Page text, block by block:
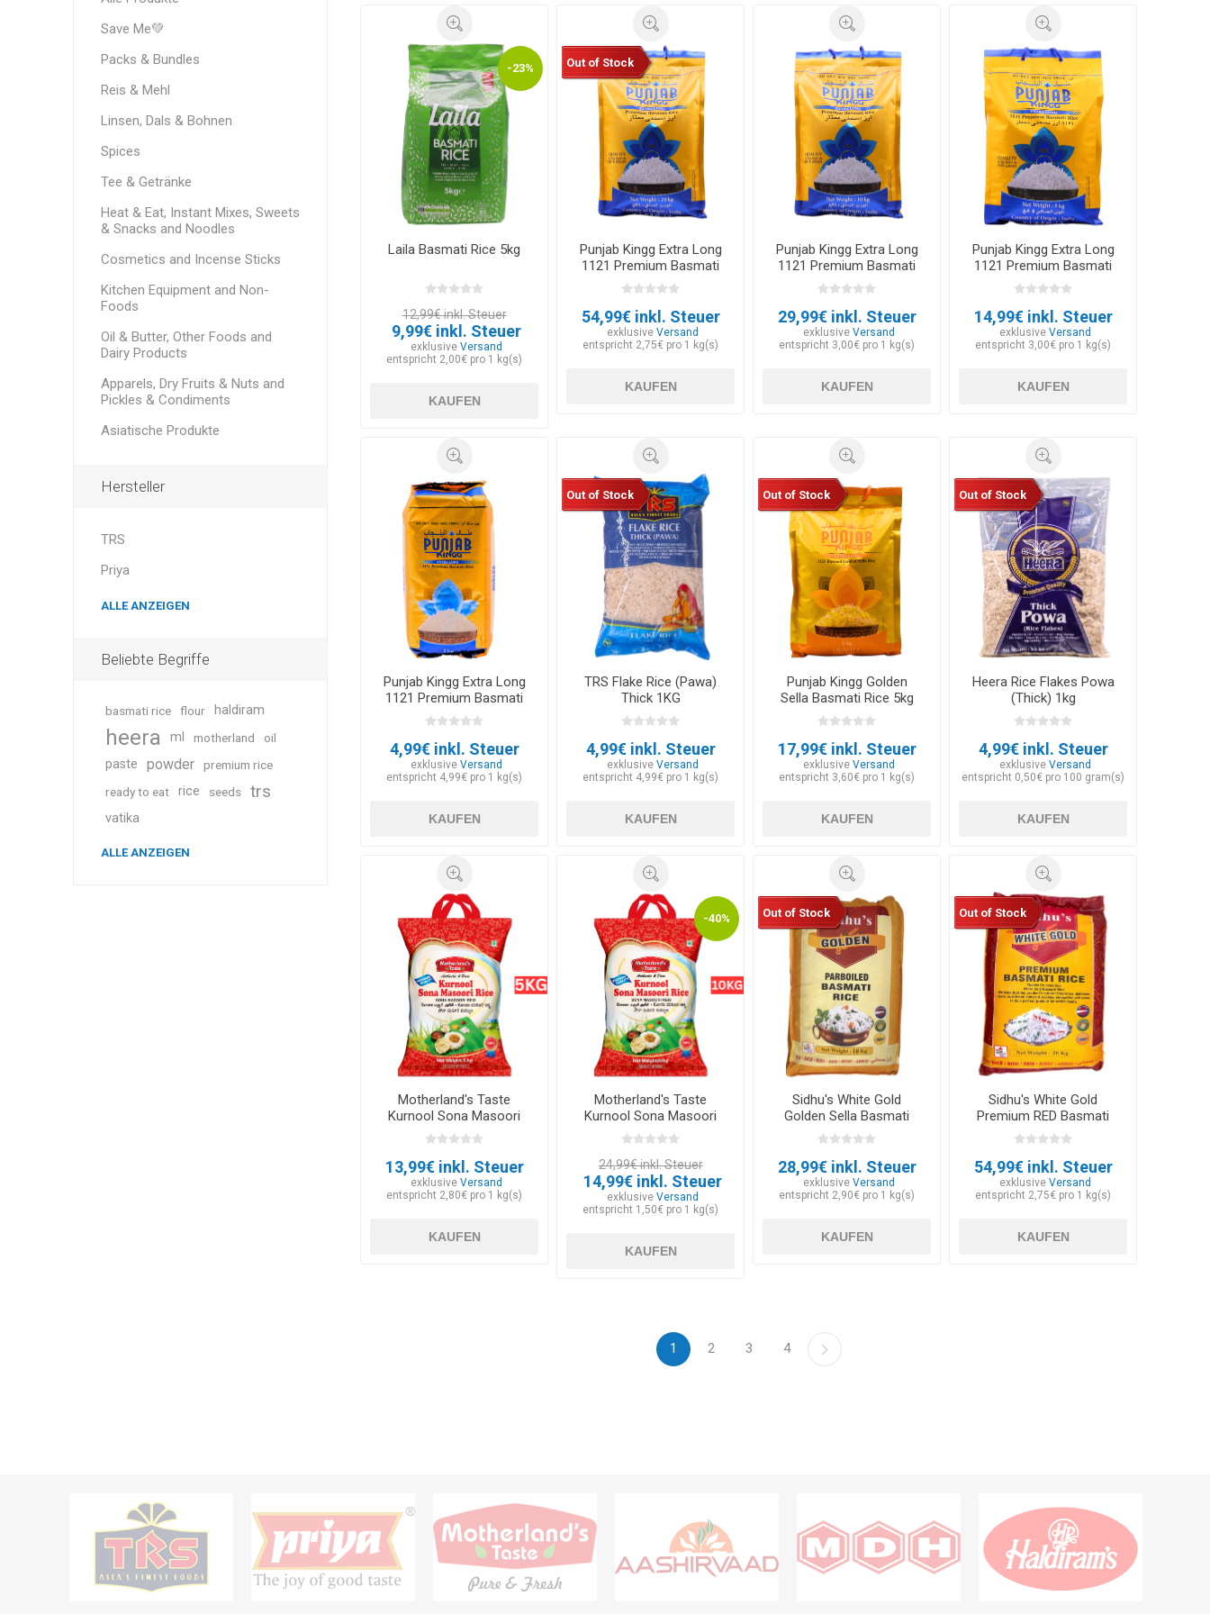
-23%
Laila Basmati Rice 5kg
12,99€ inkl. Steuer
9,99€ inkl. Steuer
exklusiveVersand
entspricht 2,00€ pro 1 kg(s)
KAUFEN
Out of Stock
Punjab Kingg Extra Long
1121 Premium Basmati
Rice 20kg
54,99€ inkl. Steuer
exklusiveVersand
entspricht 2,75€ pro 1 kg(s)
KAUFEN
Punjab Kingg Extra Long
1121 Premium Basmati
Rice 10kg
29,99€ inkl. Steuer
exklusiveVersand
entspricht 3,00€ pro 1 kg(s)
KAUFEN
Punjab Kingg Extra Long
1121 Premium Basmati
Rice 5kg
14,99€ inkl. Steuer
exklusiveVersand
entspricht 3,00€ pro 1 kg(s)
KAUFEN
Punjab Kingg Extra Long
1121 Premium Basmati
Rice 1kg
4,99€ inkl. Steuer
exklusiveVersand
entspricht 4,99€ pro 1 kg(s)
KAUFEN
Out of Stock
TRS Flake Rice (Pawa)
Thick 1KG
4,99€ inkl. Steuer
exklusiveVersand
entspricht 4,99€ pro 1 kg(s)
KAUFEN
Out of Stock
Punjab Kingg Golden
Sella Basmati Rice 5kg
17,99€ inkl. Steuer
exklusiveVersand
entspricht 3,60€ pro 1 kg(s)
KAUFEN
Out of Stock
Heera Rice Flakes Powa
(Thick) 1kg
4,99€ inkl. Steuer
exklusiveVersand
entspricht 0,50€ pro 100 gram(s)
KAUFEN
Motherland's Taste
Kurnool Sona Masoori
Rice 5kg
13,99€ inkl. Steuer
exklusiveVersand
entspricht 2,80€ pro 1 kg(s)
KAUFEN
-40%
Motherland's Taste
Kurnool Sona Masoori
Rice 10kg - EXP
24,99€ inkl. Steuer
14,99€ inkl. Steuer
exklusiveVersand
entspricht 1,50€ pro 1 kg(s)
KAUFEN
Out of Stock
Sidhu's White Gold
Golden Sella Basmati
Rice 10kg
28,99€ inkl. Steuer
exklusiveVersand
entspricht 2,90€ pro 1 kg(s)
KAUFEN
Out of Stock
Sidhu's White Gold
Premium RED Basmati
Rice 20kg
54,99€ inkl. Steuer
exklusiveVersand
entspricht 2,75€ pro 1 kg(s)
KAUFEN
1 2 3 4
Save Me💚
Packs & Bundles
Reis & Mehl
Linsen, Dals & Bohnen
Spices
Tee & Getränke
Heat & Eat, Instant Mixes, Sweets
& Snacks and Noodles
Cosmetics and Incense Sticks
Kitchen Equipment and Non-
Foods
Oil & Butter, Other Foods and
Dairy Products
Apparels, Dry Fruits & Nuts and
Pickles & Condiments
Asiatische Produkte
Hersteller
TRS
Priya
ALLE ANZEIGEN
Beliebte Begriffe
basmati rice flour haldiram
heera ml motherland oil
paste powder
premium rice
ready to eat
rice seeds trs
vatika
ALLE ANZEIGEN